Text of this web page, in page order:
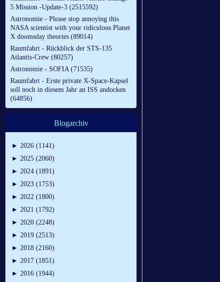
5 Mission -Update-3 (2515592)
Astronomie - Please stop annoying this
NASA scientist with your ridiculous Planet
X doomsday theories (89014)
Raumfahrt - Rückblick der STS-135
Atlantis-Crew (80257)
Astronomie - SOFIA (71535)
Raumfahrt - Erste private X-Space-Kapsel
soll noch in diesem Jahr an ISS andocken
(64856)
Blogarchiv
► 2026 (1141)
► 2025 (2060)
► 2024 (1891)
► 2023 (1753)
► 2022 (1800)
► 2021 (1792)
► 2020 (2248)
► 2019 (2513)
► 2018 (2160)
► 2017 (1851)
► 2016 (1944)